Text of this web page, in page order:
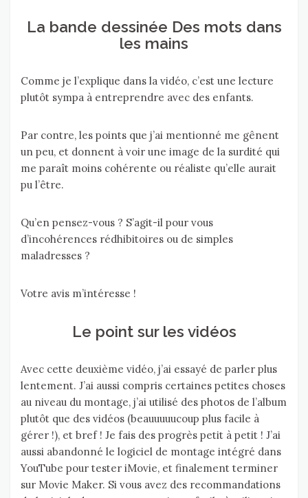
La bande dessinée Des mots dans
les mains
Comme je l’explique dans la vidéo, c’est une lecture
plutôt sympa à entreprendre avec des enfants.
Par contre, les points que j’ai mentionné me gênent
un peu, et donnent à voir une image de la surdité qui
me paraît moins cohérente ou réaliste qu’elle aurait
pu l’être.
Qu’en pensez-vous ? S’agit-il pour vous
d’incohérences rédhibitoires ou de simples
maladresses ?
Votre avis m’intéresse !
Le point sur les vidéos
Avec cette deuxième vidéo, j’ai essayé de parler plus
lentement. J’ai aussi compris certaines petites choses
au niveau du montage, j’ai utilisé des photos de l’album
plutôt que des vidéos (beauuuuucoup plus facile à
gérer !), et bref ! Je fais des progrès petit à petit ! J’ai
aussi abandonné le logiciel de montage intégré dans
YouTube pour tester iMovie, et finalement terminer
sur Movie Maker. Si vous avez des recommandations